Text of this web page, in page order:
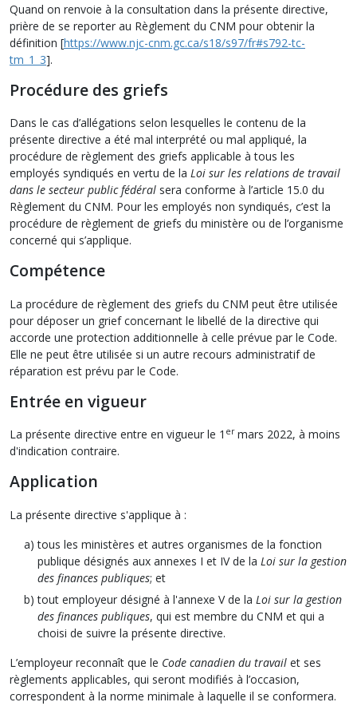
Quand on renvoie à la consultation dans la présente directive,
prière de se reporter au Règlement du CNM pour obtenir la
définition [https://www.njc-cnm.gc.ca/s18/s97/fr#s792-tc-
tm_1_3].
Procédure des griefs
Dans le cas d’allégations selon lesquelles le contenu de la
présente directive a été mal interprété ou mal appliqué, la
procédure de règlement des griefs applicable à tous les
employés syndiqués en vertu de la Loi sur les relations de travail
dans le secteur public fédéral sera conforme à l’article 15.0 du
Règlement du CNM. Pour les employés non syndiqués, c’est la
procédure de règlement de griefs du ministère ou de l’organisme
concerné qui s’applique.
Compétence
La procédure de règlement des griefs du CNM peut être utilisée
pour déposer un grief concernant le libellé de la directive qui
accorde une protection additionnelle à celle prévue par le Code.
Elle ne peut être utilisée si un autre recours administratif de
réparation est prévu par le Code.
Entrée en vigueur
La présente directive entre en vigueur le 1 ermars 2022, à moins
d'indication contraire.
Application
La présente directive s'applique à :
tous les ministères et autres organismes de la fonction
publique désignés aux annexes I et IV de la Loi sur la gestion
des finances publiques; et
tout employeur désigné à l'annexe V de la Loi sur la gestion
des finances publiques, qui est membre du CNM et qui a
choisi de suivre la présente directive.
L’employeur reconnaît que le Code canadien du travail et ses
règlements applicables, qui seront modifiés à l’occasion,
correspondent à la norme minimale à laquelle il se conformera.